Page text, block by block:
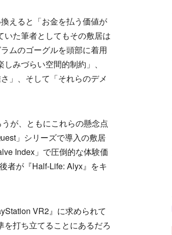
えると「お金を払う価値が
た筆者としてもその敷居は
ムのゴーグルを頭部に着用
みづらい空間的制約」、
」、そして「それらのデメ
が、ともにこれらの懸念点
」シリーズで導入の敷居
Index」で圧倒的な体験価
者が『Half-Life: Alyx』をキ
VR2』に求められて
打ち立てることにあるだろ